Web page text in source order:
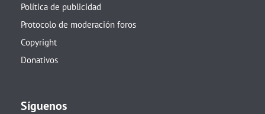
Política de publicidad
Protocolo de moderación foros
Copyright
Donativos
Síguenos